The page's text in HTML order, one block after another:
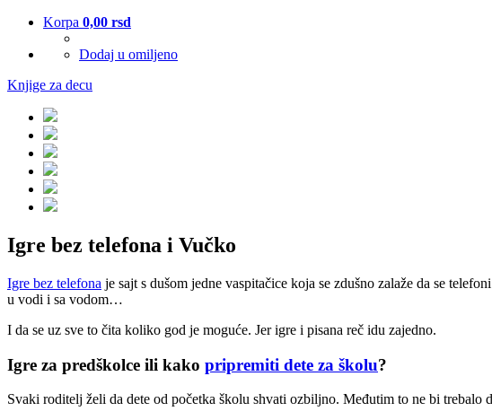
Korpa 0,00 rsd
Dodaj u omiljeno
Knjige za decu
Igre bez telefona i Vučko
Igre bez telefona je sajt s dušom jedne vaspitačice koja se zdušno zalaže da se
u vodi i sa vodom…
I da se uz sve to čita koliko god je moguće. Jer igre i pisana reč idu zajedno.
Igre za predškolce ili kako pripremiti dete za školu?
Svaki roditelj želi da dete od početka školu shvati ozbiljno. Međutim to ne bi